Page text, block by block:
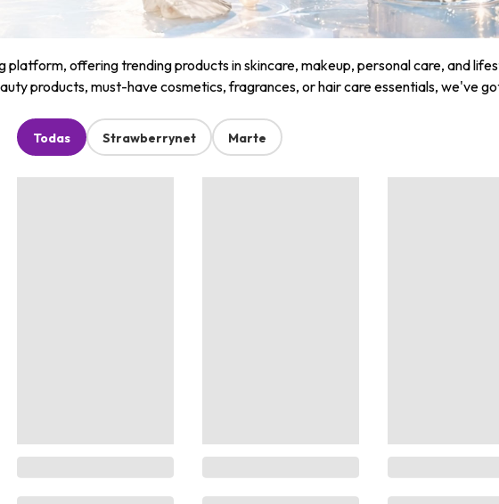
offering trending products in skincare, makeup, personal care, and
products, must-have cosmetics, fragrances, or hair care essentials, we've
Todas Strawberrynet Marte